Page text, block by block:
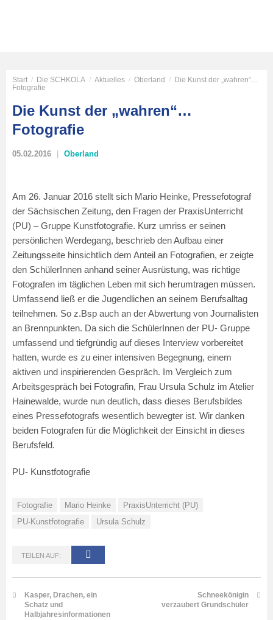
Start / Die SCHKOLA / Aktuelles / Oberland / Die Kunst der „wahren“…
Fotografie
Die Kunst der „wahren“…
Fotografie
05.02.2016 Oberland
Am 26. Januar 2016 stellt sich Mario Heinke, Pressefotograf
der Sächsischen Zeitung, den Fragen der PraxisUnterricht
(PU) – Gruppe Kunstfotografie. Kurz umriss er seinen
persönlichen Werdegang, beschrieb den Aufbau einer
Zeitungsseite hinsichtlich dem Anteil an Fotografien, er zeigte
den SchülerInnen anhand seiner Ausrüstung, was richtige
Fotografen im täglichen Leben mit sich herumtragen müssen.
Umfassend ließ er die Jugendlichen an seinem Berufsalltag
teilnehmen. So z.Bsp auch an der Abwertung von Journalisten
an Brennpunkten. Da sich die SchülerInnen der PU- Gruppe
umfassend und tiefgründig auf dieses Interview vorbereitet
hatten, wurde es zu einer intensiven Begegnung, einem
aktiven und inspirierenden Gespräch. Im Vergleich zum
Arbeitsgespräch bei Fotografin, Frau Ursula Schulz im Atelier
Hainewalde, wurde nun deutlich, dass dieses Berufsbildes
eines Pressefotografs wesentlich bewegter ist. Wir danken
beiden Fotografen für die Möglichkeit der Einsicht in dieses
Berufsfeld.
PU- Kunstfotografie
Fotografie Mario Heinke
PraxisUnterricht (PU)
PU-Kunstfotografie
Ursula Schulz
TEILEN AUF:
Kasper, Drachen, ein
Schatz und
Halbjahresinformationen
Schneekönigin
verzaubert Grundschüler